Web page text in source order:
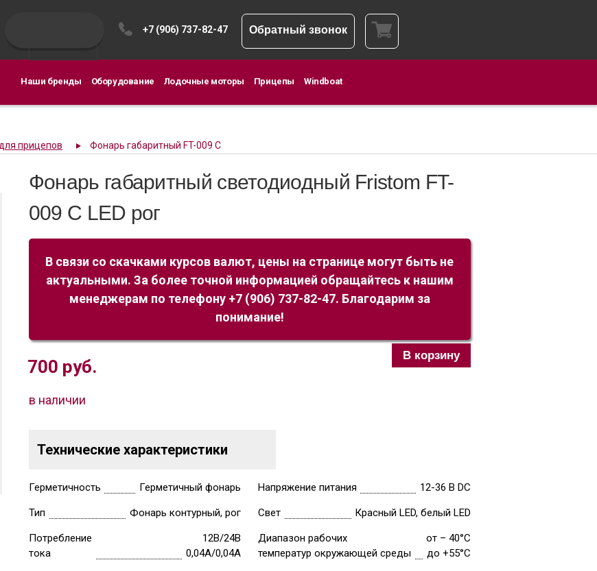
+7 (906) 737-82-47 Обратный звонок
Наши бренды Оборудование Лодочные моторы Прицепы Windboat
прицепов Фонарь габаритный FT-009 C
Фонарь габаритный светодиодный Fristom FT-
009 C LED рог
В связи со скачками курсов валют, цены на странице могут быть не
актуальными. За более точной информацией обращайтесь к нашим
менеджерам по телефону +7 (906) 737-82-47. Благодарим за
понимание!
В корзину
700 руб.
в наличии
Технические характеристики
Герметичность Герметичный фонарь
Тип Фонарь контурный, рог
Потребление
тока
12В/24В
0,04А/0,04А
Напряжение питания 12-36 В DC
Свет Красный LED, белый LED
Диапазон рабочих
температур окружающей среды
от – 40°C
до +55°C